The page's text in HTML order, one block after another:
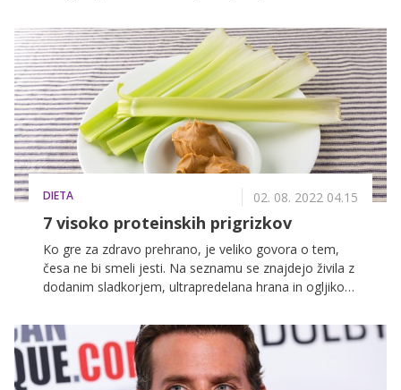
Charlotte.
DIETA 02. 08. 2022 04.15
7 visoko proteinskih prigrizkov
Ko gre za zdravo prehrano, je veliko govora o tem,
česa ne bi smeli jesti. Na seznamu se znajdejo živila z
dodanim sladkorjem, ultrapredelana hrana in ogljikovi
sladkor. Da v trenutkih, ko vas popade lakota in je do
vašega naslednjega obroka še nekaj ur, ne bi posegle
po njih, v nadaljevanju razkrivamo sedem prigrizkov z
visok deležem proteinov.